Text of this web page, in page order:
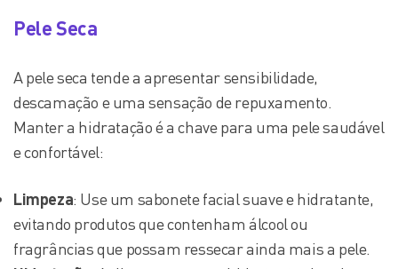
Pele Seca
A pele seca tende a apresentar sensibilidade,
descamação e uma sensação de repuxamento.
Manter a hidratação é a chave para uma pele saudável
e confortável:
Limpeza: Use um sabonete facial suave e hidratante,
evitando produtos que contenham álcool ou
fragrâncias que possam ressecar ainda mais a pele.